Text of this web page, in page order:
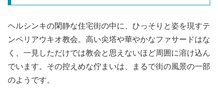
ヘルシンキの閑静な住宅街の中に、ひっそりと姿を現すテ
ンペリアウキオ教会。高い尖塔や華やかなファサードはな
く、一見しただけでは教会と思えないほど周囲に溶け込ん
でいます。その控えめな佇まいは、まるで街の風景の一部
のようです。